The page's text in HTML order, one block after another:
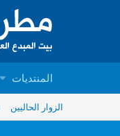
المنتديات
الزوار الحاليين